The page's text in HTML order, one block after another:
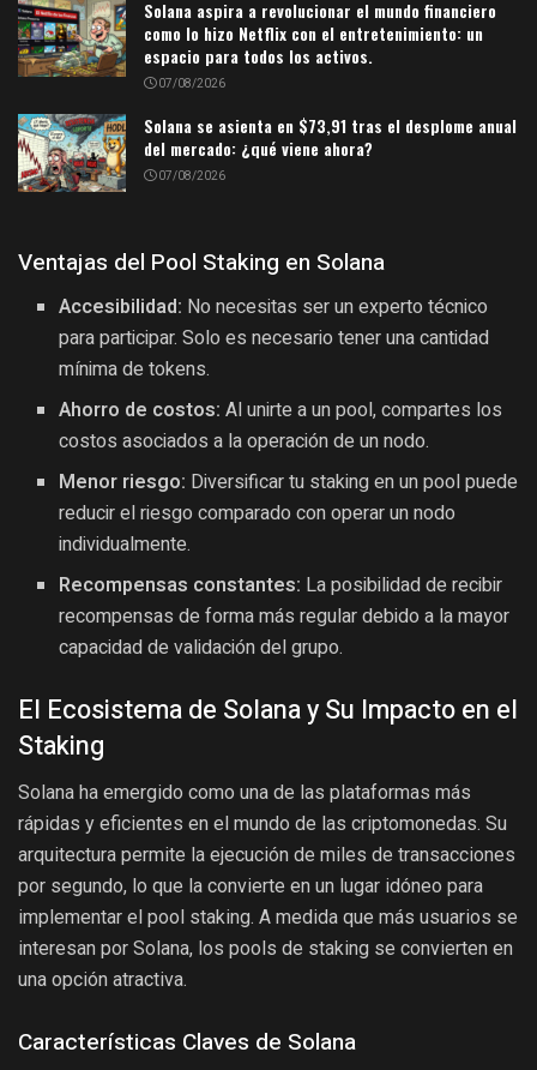
Solana aspira a revolucionar el mundo financiero
como lo hizo Netflix con el entretenimiento: un
espacio para todos los activos.
07/08/2026
Solana se asienta en $73,91 tras el desplome anual
del mercado: ¿qué viene ahora?
07/08/2026
Ventajas del Pool Staking en Solana
Accesibilidad: No necesitas ser un experto técnico
para participar. Solo es necesario tener una cantidad
mínima de tokens.
Ahorro de costos: Al unirte a un pool, compartes los
costos asociados a la operación de un nodo.
Menor riesgo: Diversificar tu staking en un pool puede
reducir el riesgo comparado con operar un nodo
individualmente.
Recompensas constantes: La posibilidad de recibir
recompensas de forma más regular debido a la mayor
capacidad de validación del grupo.
El Ecosistema de Solana y Su Impacto en el
Staking
Solana ha emergido como una de las plataformas más
rápidas y eficientes en el mundo de las criptomonedas. Su
arquitectura permite la ejecución de miles de transacciones
por segundo, lo que la convierte en un lugar idóneo para
implementar el pool staking. A medida que más usuarios se
interesan por Solana, los pools de staking se convierten en
una opción atractiva.
Características Claves de Solana